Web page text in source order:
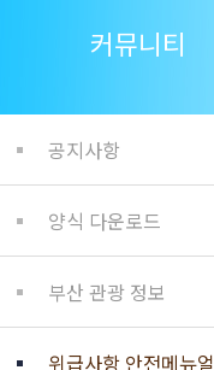
커뮤니티
공지사항
양식 다운로드
부산 관광 정보
위급사항 안전메뉴얼